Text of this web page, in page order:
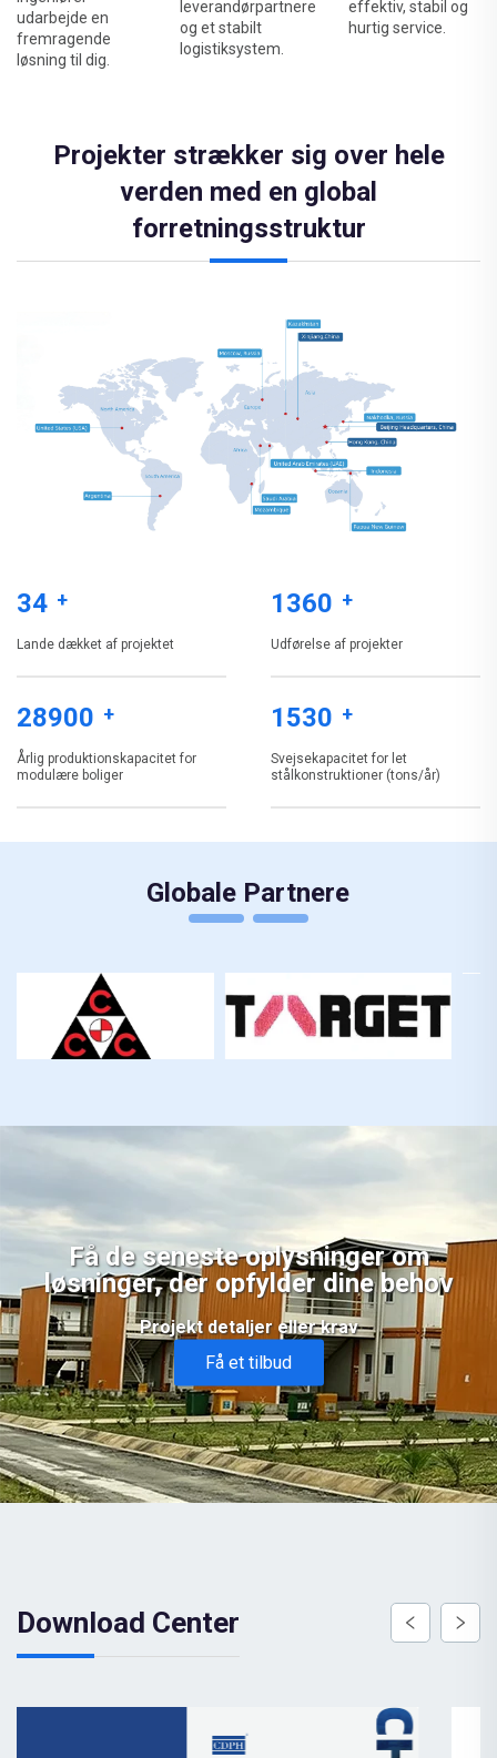
udarbejde en
fremragende
løsning til dig.
leverandørpartnere
og et stabilt
logistiksystem.
effektiv, stabil og
hurtig service.
Projekter strækker sig over hele
verden med en global
forretningsstruktur
100
Lande dækket af projektet
4000 +
Udførelse af projekter
85000 +
Årlig produktionskapacitet for
modulære boliger
4500 +
Svejsekapacitet for let
stålkonstruktioner (tons/år)
Globale Partnere
Få de seneste oplysninger om
løsninger, der opfylder dine behov
Projekt detaljer eller krav
Få et tilbud
Download Center